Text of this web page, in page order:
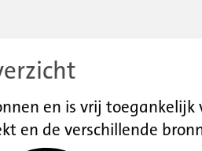
en is vrij
en de verschillende